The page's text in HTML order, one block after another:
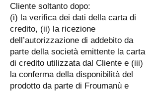
Cliente soltanto dopo:
(i) la verifica dei dati della carta di
credito, (ii) la ricezione
dell’autorizzazione di addebito da
parte della società emittente la carta
di credito utilizzata dal Cliente e (iii)
la conferma della disponibilità del
prodotto da parte di Froumanù e